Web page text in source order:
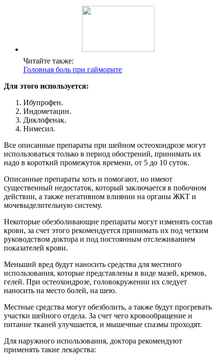
Читайте также:
Головная боль при гайморите
Для этого используется:
Ибупрофен.
Индометацин.
Диклофенак.
Нимесил.
Все описанные препараты при шейном остеохондрозе могут
использоваться только в период обострений, принимать их
надо в короткий промежуток времени, от 5 до 10 суток.
Описанные препараты хоть и помогают, но имеют
существенный недостаток, который заключается в побочном
действии, а также негативном влиянии на органы ЖКТ и
мочевыделительную систему.
Некоторые обезболивающие препараты могут изменять состав
крови, за счет этого рекомендуется принимать их под четким
руководством доктора и под постоянным отслеживанием
показателей крови.
Меньший вред будут наносить средства для местного
использования, которые представлены в виде мазей, кремов,
гелей. При остеохондрозе, головокружении их следует
наносить на место болей, на шею.
Местные средства могут обезболить, а также будут прогревать
участки шейного отдела. За счет чего кровообращение и
питание тканей улучшается, и мышечные спазмы проходят.
Для наружного использования, доктора рекомендуют
применять такие лекарства: